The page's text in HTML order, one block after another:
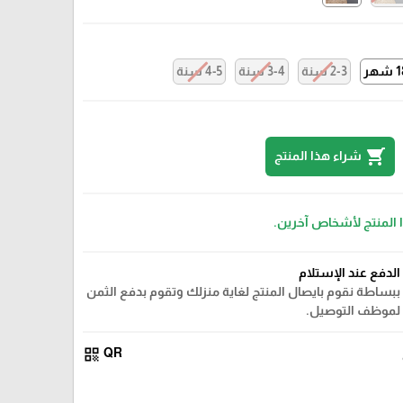
2-3 سنة 3-4 سنة 4-5 سنة
shopping_cart شراء هذا المنتج
المنتج لأشخاص آخرين.
الدفع عند الإستلام
ببساطة نقوم بايصال المنتج لغاية منزلك وتقوم بدفع الثمن
لموظف التوصيل.
QR
qr_code